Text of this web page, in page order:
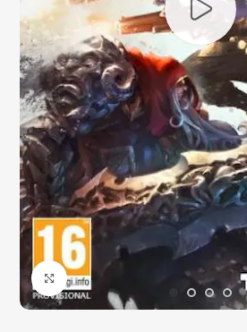
Click to enlarge